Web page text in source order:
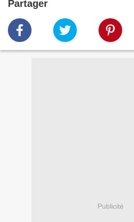
Partager
Publicité